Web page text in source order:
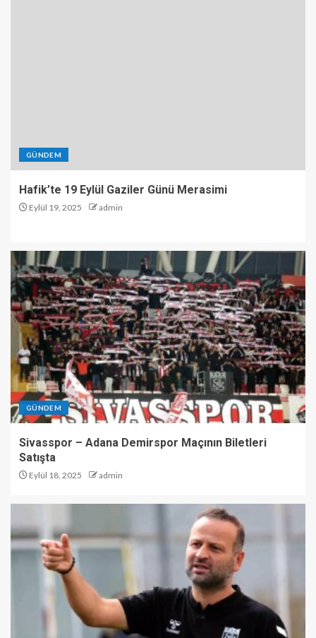
GÜNDEM
Hafik’te 19 Eylül Gaziler Günü Merasimi
Eylül 19, 2025 admin
GÜNDEM
Sivasspor – Adana Demirspor Maçının Biletleri
Satışta
Eylül 18, 2025 admin